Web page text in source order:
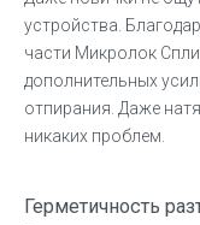
устройства.
части Микролок
дополнительных
отпирания. Даже
никаких проблем.
Герметичность